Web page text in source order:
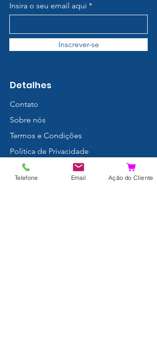
Insira o seu email aqui
Inscrever-se
Detalhes
Contato
Sobre nós
Termos e Condições
Política de Privacidade
Envios e Devoluções
Proteção de Dados
Telefone Email Ação do Cliente